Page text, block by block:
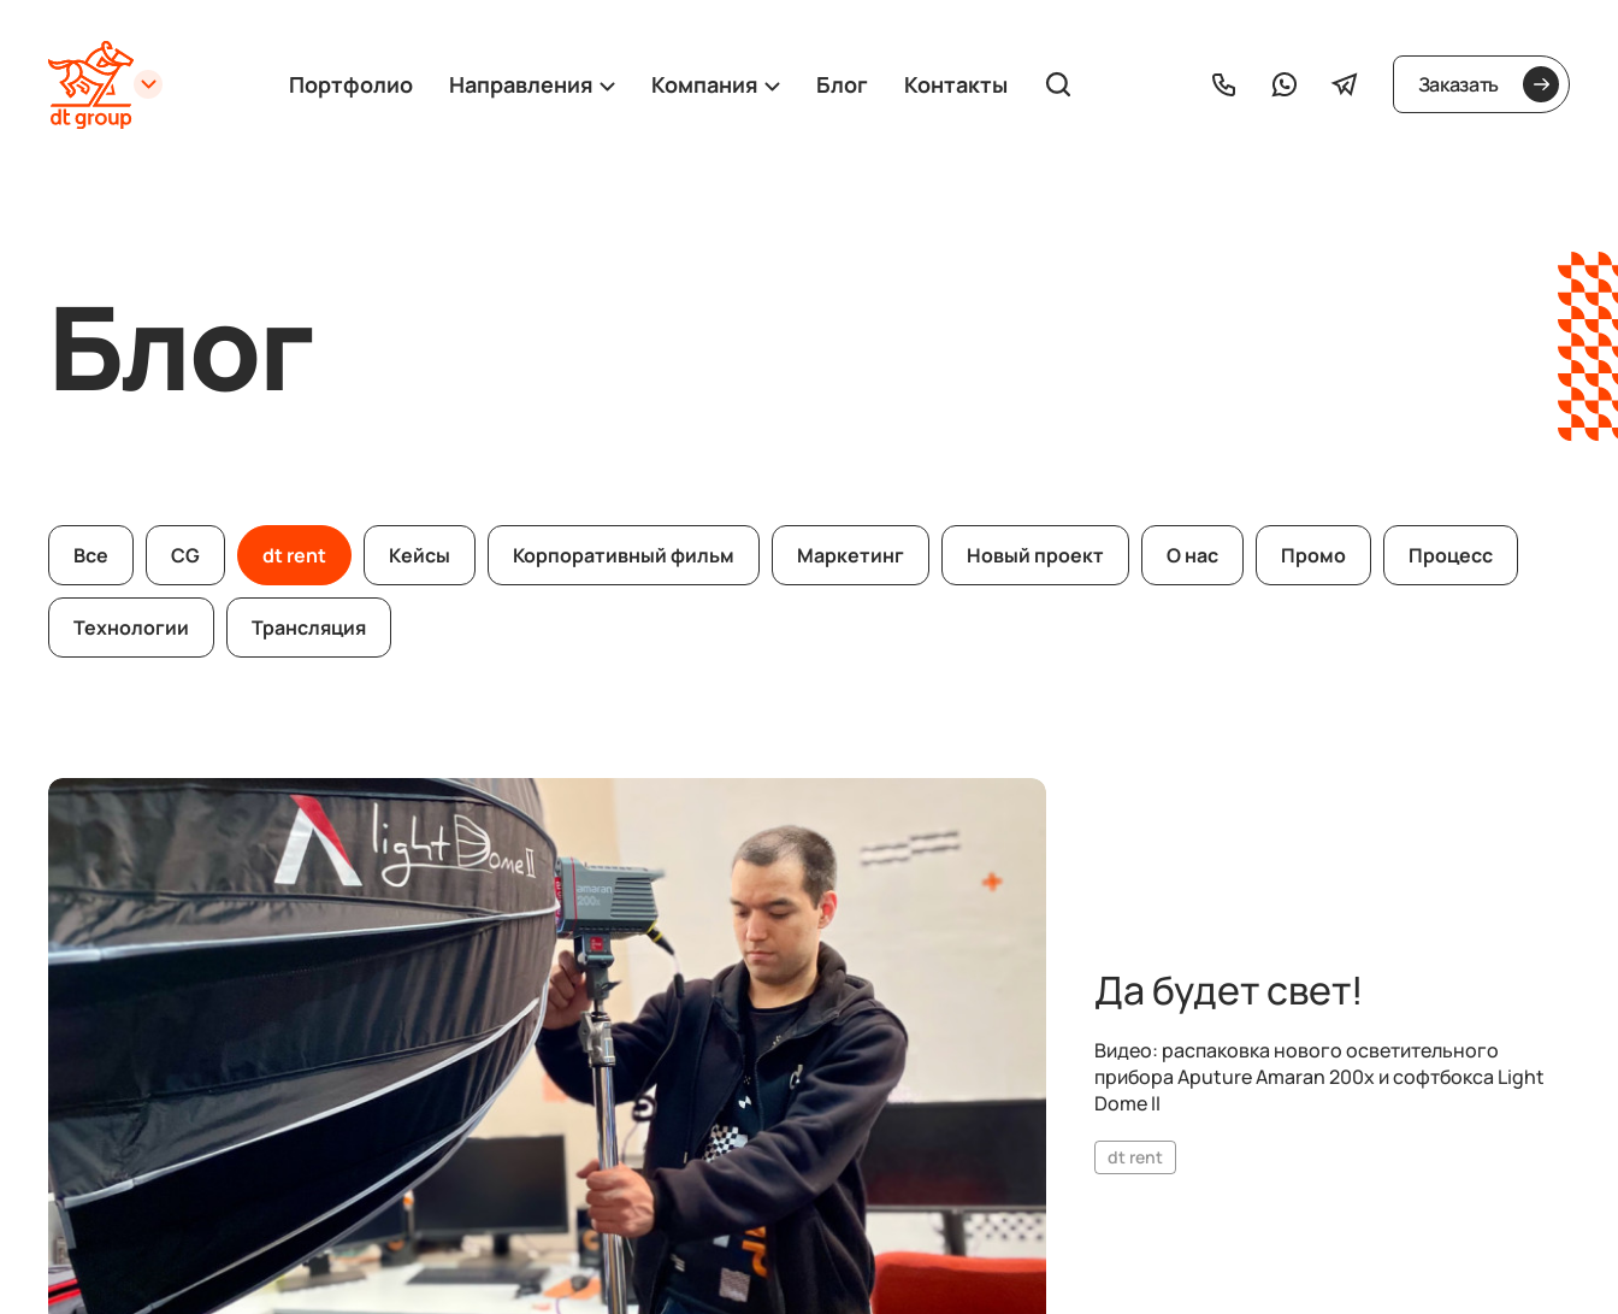
Портфолио Направления Компания Блог Контакты Заказать
Блог
Все CG dt rent Кейсы Корпоративный фильм Маркетинг Новый проект О нас Промо Процесс
Технологии Трансляция
Да будет свет!
Видео: распаковка нового осветительного
прибора Aputure Amaran 200х и софтбокса Light
Dome II
dt rent